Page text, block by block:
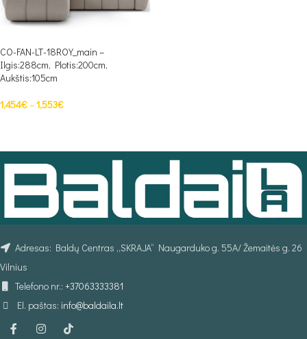
CO-FAN-LT-18ROY_main –
Ilgis:288cm, Plotis:200cm,
Aukštis:105cm
1,454€–1,553€
Adresas: Baldų Centras „SKRAJA“ Naugarduko g. 55A/ Žemaitės g. 26
Vilnius
Telefono nr.: +37063333381
El. paštas: info@baldaila.lt